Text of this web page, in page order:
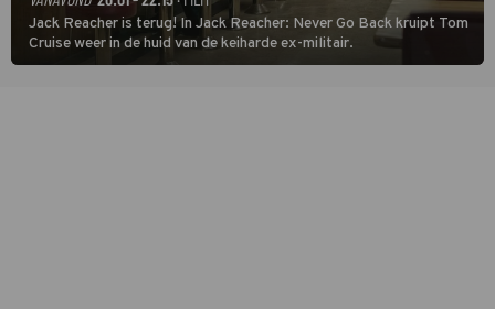
Jack Reacher is terug! In Jack Reacher: Never Go Back kruipt Tom
Cruise weer in de huid van de keiharde ex-militair.